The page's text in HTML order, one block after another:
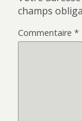
champs
Commentaire *